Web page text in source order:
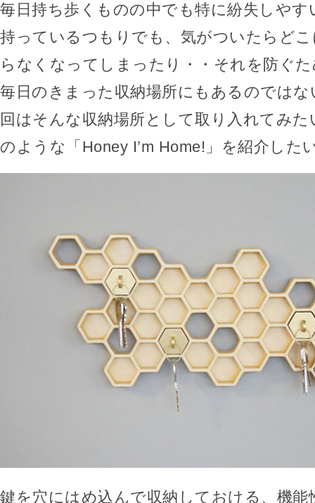
毎日持ち歩くものの中でも特に紛失しやす
持っているつもりでも、気がついたらど
らなくなってしまったり・・それを防ぐ
毎日のきまった収納場所にもあるのでは
回はそんな収納場所として取り入れてみ
のような「Honey I’m Home!」を紹介した
鍵を穴にはめ込んで収納しておける、機